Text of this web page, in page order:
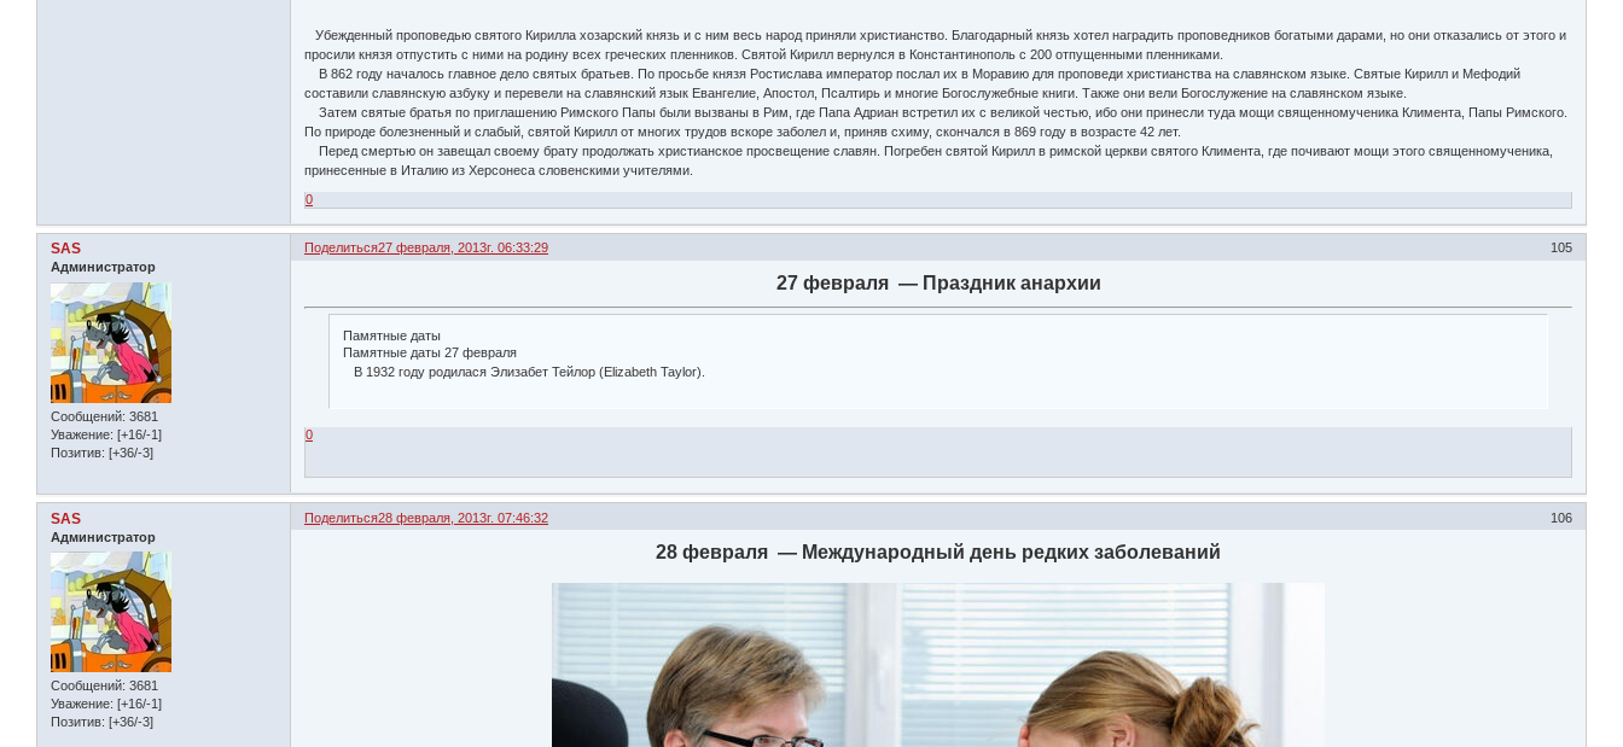
Убежденный проповедью святого Кирилла хозарский князь и с ним весь народ приняли христианство. Благодарный князь хотел наградить проповедников богатыми дарами, но они отказались от этого и
просили князя отпустить с ними на родину всех греческих пленников. Святой Кирилл вернулся в Константинополь с 200 отпущенными пленниками.
В 862 году началось главное дело святых братьев. По просьбе князя Ростислава император послал их в Моравию для проповеди христианства на славянском языке. Святые Кирилл и Мефодий
составили славянскую азбуку и перевели на славянский язык Евангелие, Апостол, Псалтирь и многие Богослужебные книги. Также они вели Богослужение на славянском языке.
Затем святые братья по приглашению Римского Папы были вызваны в Рим, где Папа Адриан встретил их с великой честью, ибо они принесли туда мощи священномученика Климента, Папы Римского.
По природе болезненный и слабый, святой Кирилл от многих трудов вскоре заболел и, приняв схиму, скончался в 869 году в возрасте 42 лет.
Перед смертью он завещал своему брату продолжать христианское просвещение славян. Погребен святой Кирилл в римской церкви святого Климента, где почивают мощи этого священномученика,
принесенные в Италию из Херсонеса словенскими учителями.
0
Поделиться 105
27 февраля, 2013г. 06:33:29
SAS
Администратор
Сообщений: 3681
Уважение: [+16/-1]
Позитив: [+36/-3]
27 февраля — Праздник анархии
Памятные даты
Памятные даты 27 февраля
В 1932 году родилася Элизабет Тейлор (Elizabeth Taylor).
0
Поделиться 106
28 февраля, 2013г. 07:46:32
SAS
Администратор
Сообщений: 3681
Уважение: [+16/-1]
Позитив: [+36/-3]
28 февраля — Международный день редких заболеваний